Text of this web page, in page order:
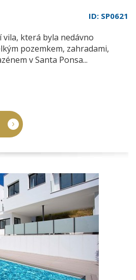
ID: SP0621
která byla nedávno
pozemkem, zahradami,
v Santa Ponsa...